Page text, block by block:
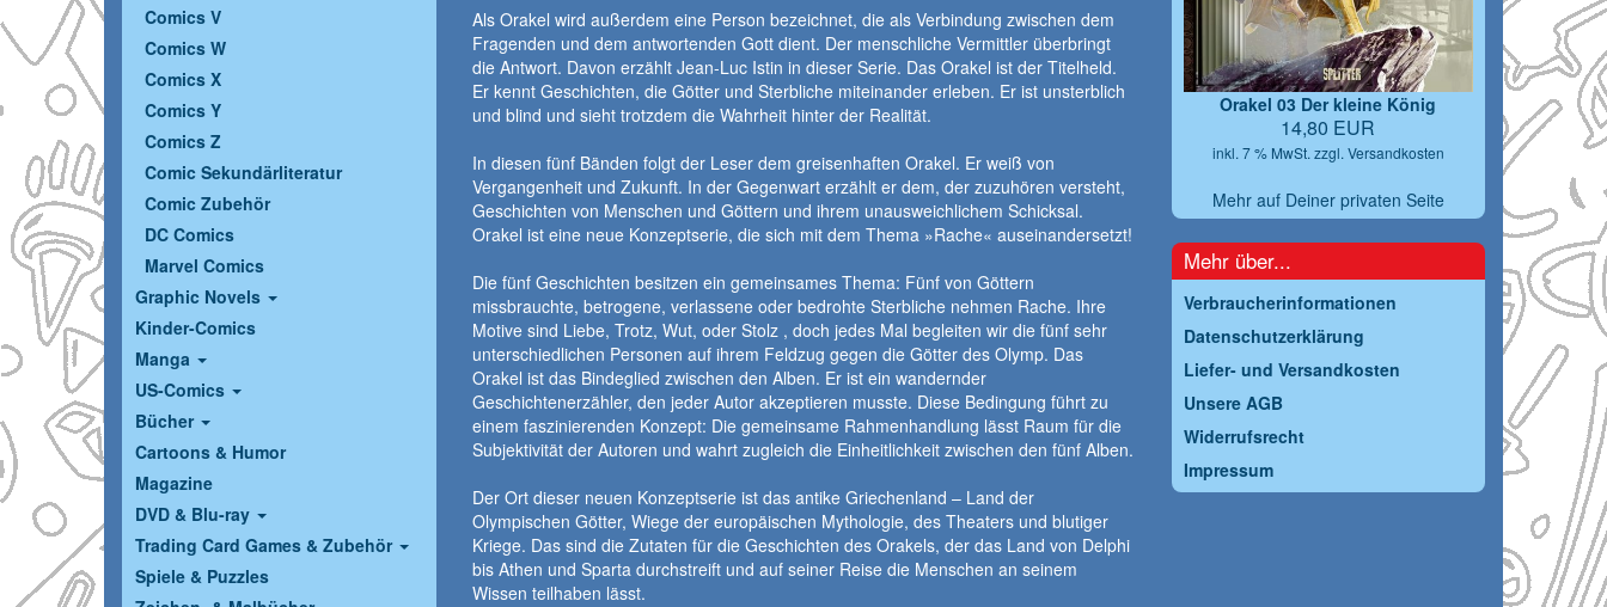
Comics V
Comics W
Comics X
Comics Y
Comics Z
Comic Sekundärliteratur
Comic Zubehör
DC Comics
Marvel Comics
Graphic Novels
Kinder-Comics
Manga
US-Comics
Bücher
Cartoons & Humor
Magazine
DVD & Blu-ray
Trading Card Games & Zubehör
Spiele & Puzzles
Als Orakel wird außerdem eine Person bezeichnet, die als Verbindung zwischen dem
Fragenden und dem antwortenden Gott dient. Der menschliche Vermittler überbringt
die Antwort. Davon erzählt Jean-Luc Istin in dieser Serie. Das Orakel ist der Titelheld.
Er kennt Geschichten, die Götter und Sterbliche miteinander erleben. Er ist unsterblich
und blind und sieht trotzdem die Wahrheit hinter der Realität.
In diesen fünf Bänden folgt der Leser dem greisenhaften Orakel. Er weiß von
Vergangenheit und Zukunft. In der Gegenwart erzählt er dem, der zuzuhören versteht,
Geschichten von Menschen und Göttern und ihrem unausweichlichem Schicksal.
Orakel ist eine neue Konzeptserie, die sich mit dem Thema »Rache« auseinandersetzt!
Die fünf Geschichten besitzen ein gemeinsames Thema: Fünf von Göttern
missbrauchte, betrogene, verlassene oder bedrohte Sterbliche nehmen Rache. Ihre
Motive sind Liebe, Trotz, Wut, oder Stolz , doch jedes Mal begleiten wir die fünf sehr
unterschiedlichen Personen auf ihrem Feldzug gegen die Götter des Olymp. Das
Orakel ist das Bindeglied zwischen den Alben. Er ist ein wandernder
Geschichtenerzähler, den jeder Autor akzeptieren musste. Diese Bedingung führt zu
einem faszinierenden Konzept: Die gemeinsame Rahmenhandlung lässt Raum für die
Subjektivität der Autoren und wahrt zugleich die Einheitlichkeit zwischen den fünf Alben.
Der Ort dieser neuen Konzeptserie ist das antike Griechenland – Land der
Olympischen Götter, Wiege der europäischen Mythologie, des Theaters und blutiger
Kriege. Das sind die Zutaten für die Geschichten des Orakels, der das Land von Delphi
bis Athen und Sparta durchstreift und auf seiner Reise die Menschen an seinem
Wissen teilhaben lässt.
Orakel 03 Der kleine König
14,80 EUR
inkl. 7 % MwSt. zzgl. Versandkosten
Mehr auf Deiner privaten Seite
Mehr über...
Verbraucherinformationen
Datenschutzerklärung
Liefer- und Versandkosten
Unsere AGB
Widerrufsrecht
Impressum